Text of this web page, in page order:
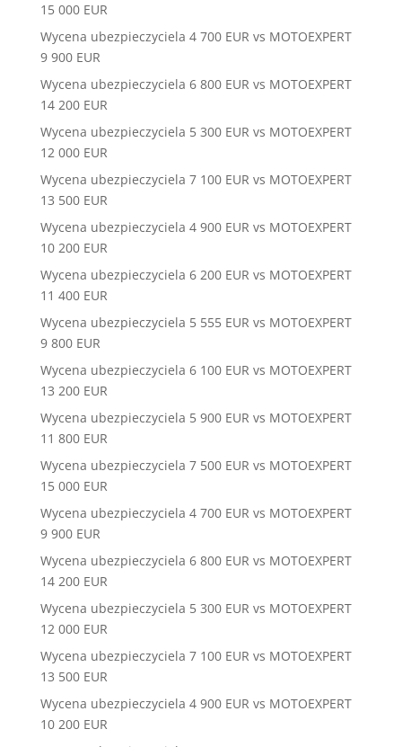
15 000 EUR
Wycena ubezpieczyciela 4 700 EUR vs MOTOEXPERT
9 900 EUR
Wycena ubezpieczyciela 6 800 EUR vs MOTOEXPERT
14 200 EUR
Wycena ubezpieczyciela 5 300 EUR vs MOTOEXPERT
12 000 EUR
Wycena ubezpieczyciela 7 100 EUR vs MOTOEXPERT
13 500 EUR
Wycena ubezpieczyciela 4 900 EUR vs MOTOEXPERT
10 200 EUR
Wycena ubezpieczyciela 6 200 EUR vs MOTOEXPERT
11 400 EUR
Wycena ubezpieczyciela 5 555 EUR vs MOTOEXPERT
9 800 EUR
Wycena ubezpieczyciela 6 100 EUR vs MOTOEXPERT
13 200 EUR
Wycena ubezpieczyciela 5 900 EUR vs MOTOEXPERT
11 800 EUR
Wycena ubezpieczyciela 7 500 EUR vs MOTOEXPERT
15 000 EUR
Wycena ubezpieczyciela 4 700 EUR vs MOTOEXPERT
9 900 EUR
Wycena ubezpieczyciela 6 800 EUR vs MOTOEXPERT
14 200 EUR
Wycena ubezpieczyciela 5 300 EUR vs MOTOEXPERT
12 000 EUR
Wycena ubezpieczyciela 7 100 EUR vs MOTOEXPERT
13 500 EUR
Wycena ubezpieczyciela 4 900 EUR vs MOTOEXPERT
10 200 EUR